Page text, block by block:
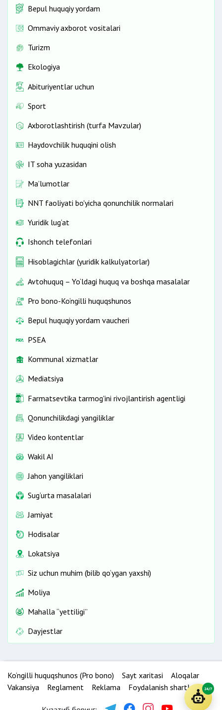
Bepul huquqiy yordam
Ommaviy axborot vositalari
Turizm
Ekologiya
Abituriyentlar uchun
Sport
Axborotlashtirish (turfa Mavzular)
Haydovchilik huquqini olish
IT soha yuzasidan
Ma’lumotlar
NNT faoliyati bo'yicha qonunchilik normalari
Yuridik lug‘at
Ishonch telefonlari
Hisoblagichlar (yuridik kalkulyatorlar)
Avtohuquq – Yo‘ldagi huquq va boshqa masalalar
Pro bono-Ko‘ngilli huquqshunos
Bepul huquqiy yordam vaucheri
PSEA
Kommunal xizmatlar
Mediatsiya
Farmatsevtika tarmog'ini rivojlantirish agentligi
Qonunchilikdagi yangiliklar
Video kontentlar
Wakil AI
Jahon yangiliklari
Sug‘urta masalalari
Jamiyat
Hodisalar
Lokatsiya
Siz uchun muhim (bilib qo‘ygan yaxshi)
Moliya
Mahalla “yettiligi”
Dayjestlar
Ko‘ngilli huquqshunos (Pro bono) Sayt xaritasi
Aloqalar
Vakansiya
Reglament Reklama Foydalanish shartlari 24/7